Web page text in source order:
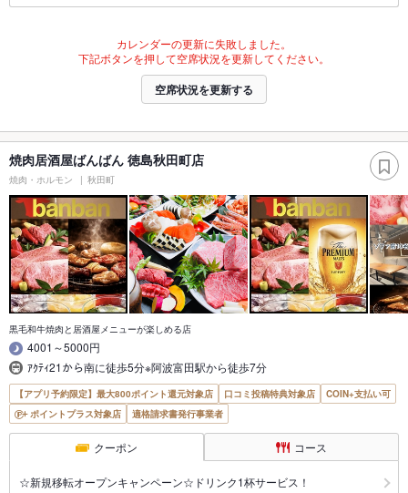
カレンダーの更新に失敗しました。
下記ボタンを押して空席状況を更新してください。
空席状況を更新する
焼肉居酒屋ばんばん 徳島秋田町店
焼肉・ホルモン 秋田町
黒毛和牛焼肉と居酒屋メニューが楽しめる店
4001～5000円
ｱｸﾃｨ21から南に徒歩5分※阿波富田駅から徒歩7分
【アプリ予約限定】最大800ポイント還元対象店 口コミ投稿特典対象店
COIN+支払い可
ポイントプラス対象店
適格請求書発行事業者
クーポン コース
☆新規移転オープンキャンペーン☆ドリンク1杯サービス！